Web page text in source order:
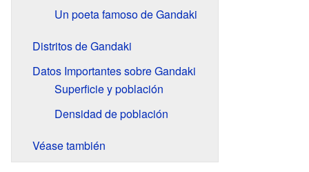
Un poeta famoso de Gandaki
Distritos de Gandaki
Datos Importantes sobre Gandaki
Superficie y población
Densidad de población
Véase también